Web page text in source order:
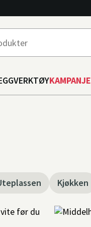
VERKTØYKAMPANJE
Kjøkken